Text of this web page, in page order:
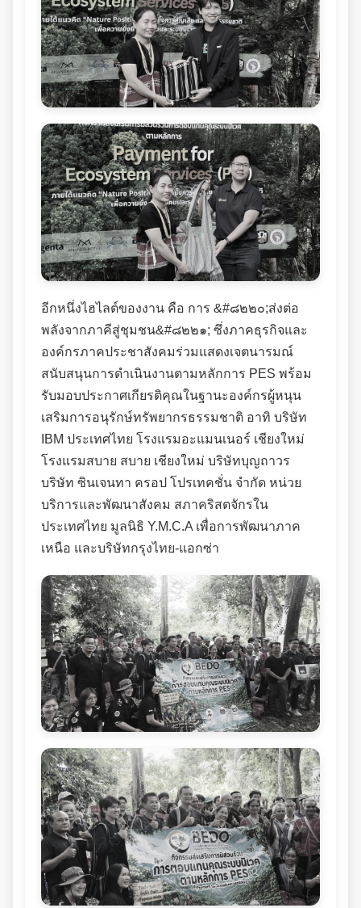
อีกหนึ่งไฮไลต์ของงาน คือ การ &#๘๒๒๐;ส่งต่อ
พลังจากภาคีสู่ชุมชน&#๘๒๒๑; ซึ่งภาคธุรกิจและ
องค์กรภาคประชาสังคมร่วมแสดงเจตนารมณ์
สนับสนุนการดำเนินงานตามหลักการ PES พร้อม
รับมอบประกาศเกียรติคุณในฐานะองค์กรผู้หนุน
เสริมการอนุรักษ์ทรัพยากรธรรมชาติ อาทิ บริษัท
IBM ประเทศไทย โรงแรมอะแมนเนอร์ เชียงใหม่
โรงแรมสบาย สบาย เชียงใหม่ บริษัทบุญถาวร
บริษัท ซินเจนทา ครอป โปรเทคชั่น จำกัด หน่วย
บริการและพัฒนาสังคม สภาคริสตจักรใน
ประเทศไทย มูลนิธิ Y.M.C.A เพื่อการพัฒนาภาค
เหนือ และบริษัทกรุงไทย-แอกซ่า